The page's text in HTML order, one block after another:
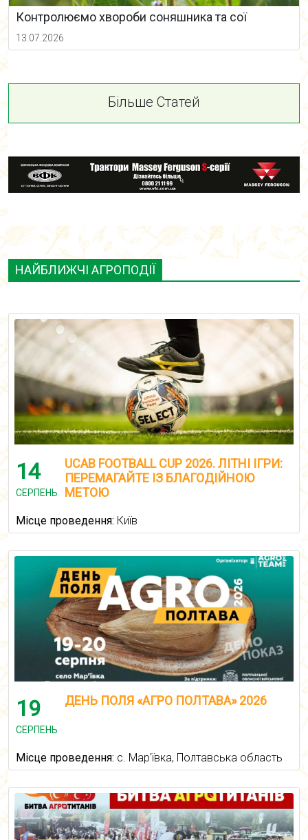
Контролюємо хвороби соняшника та сої
13.07.2026
Більше Статей
НАЙБЛИЖЧІ АГРОПОДІЇ
14
СЕРПЕНЬ
UCAB FOOTBALL CUP 2026. ЛІТНІ ІГРИ:
ПЕРЕМАГАЙТЕ ІЗ БЛАГОДІЙНОЮ
МЕТОЮ
Місце проведення: Київ
19
СЕРПЕНЬ
ДЕНЬ ПОЛЯ «АГРО ПОЛТАВА» 2026
Місце проведення: с. Мар'ївка, Полтавська область